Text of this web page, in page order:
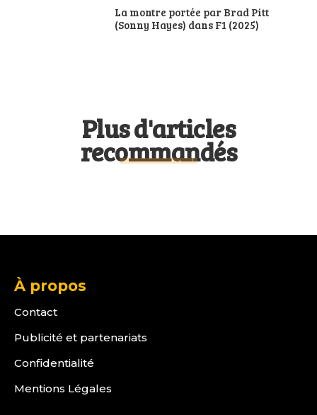
La montre portée par Brad Pitt
(Sonny Hayes) dans F1 (2025)
Plus d'articles
recommandés
À propos
Contact
Publicité et partenariats
Confidentialité
Mentions Légales